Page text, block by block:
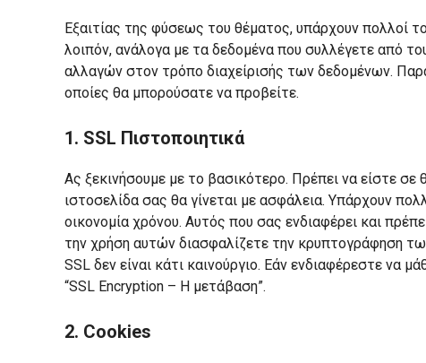
Εξαιτίας της φύσεως του θέματος, υπάρχουν πολλοί
λοιπόν, ανάλογα με τα δεδομένα που συλλέγετε από
αλλαγών στον τρόπο διαχείρισής των δεδομένων.
οποίες θα μπορούσατε να προβείτε.
1. SSL Πιστοποιητικά
Ας ξεκινήσουμε με το βασικότερο. Πρέπει να είστε
ιστοσελίδα σας θα γίνεται με ασφάλεια. Υπάρχουν
οικονομία χρόνου. Αυτός που σας ενδιαφέρει και
την χρήση αυτών διασφαλίζετε την κρυπτογράφηση
SSL δεν είναι κάτι καινούργιο. Εάν ενδιαφέρεστε να
“SSL Encryption – Η μετάβαση”.
2. Cookies